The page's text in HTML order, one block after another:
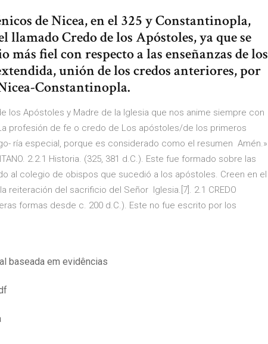
de Nicea, en el 325 y Constantinopla,
llamado Credo de los Apóstoles, ya que se
más fiel con respecto a las enseñanzas de los
unión de los credos anteriores, por
Constantinopla.
los Apóstoles y Madre de la Iglesia que nos anime siempre con
profesión de fe o credo de Los apóstoles/de los primeros
ría especial, porque es considerado como el resumen Amén.»
2.2.1 Historia. (325, 381 d.C.). Este fue formado sobre las
al colegio de obispos que sucedió a los apóstoles. Creen en el
reiteración del sacrificio del Señor Iglesia.[7]. 2.1 CREDO
formas desde c. 200 d.C.). Este no fue escrito por los
baseada em evidências